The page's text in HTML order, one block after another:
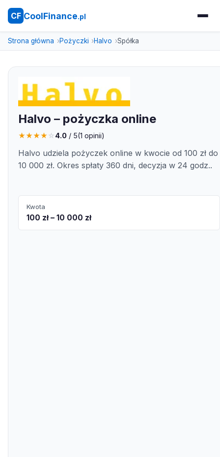
CF CoolFinance.pl
Strona główna Pożyczki Halvo Spółka
Halvo – pożyczka online
★★★★☆4.0 / 5(1 opinii)
Halvo udziela pożyczek online w kwocie od 100 zł do
10 000 zł. Okres spłaty 360 dni, decyzja w 24 godz..
Kwota
100 zł – 10 000 zł